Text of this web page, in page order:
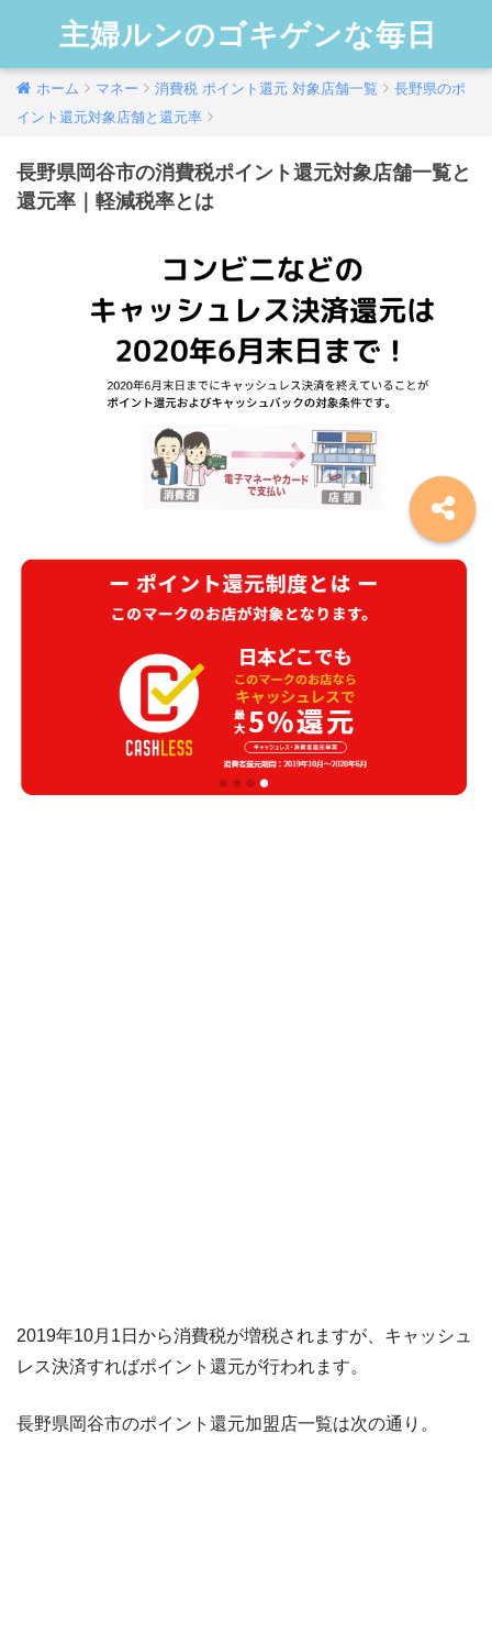
主婦ルンのゴキゲンな毎日
ホーム マネー 消費税 ポイント還元 対象店舗一覧
長野県のポ
イント還元対象店舗と還元率
長野県岡谷市の消費税ポイント還元対象店舗一覧と
還元率｜軽減税率とは
2019年10月1日から消費税が増税されますが、キャッシュ
レス決済すればポイント還元が行われます。
長野県岡谷市のポイント還元加盟店一覧は次の通り。